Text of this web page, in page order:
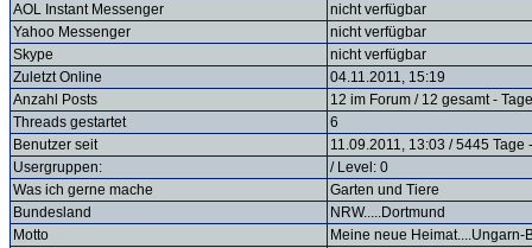
AOL Instant Messenger
nicht verfügbar
Yahoo Messenger
nicht verfügbar
Skype
nicht verfügbar
Zuletzt Online
04.11.2011, 15:19
Anzahl Posts
12 im Forum / 12 gesamt -
Threads gestartet
6
Benutzer seit
11.09.2011, 13:03 / 5445
Usergruppen:
/ Level: 0
Was ich gerne mache
Garten und Tiere
Bundesland
NRW.....Dortmund
Motto
Meine neue